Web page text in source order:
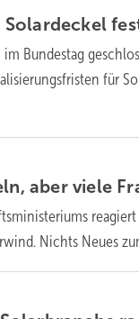
Solardeckel
Bundestag
für
aber viele
Nichts Neues